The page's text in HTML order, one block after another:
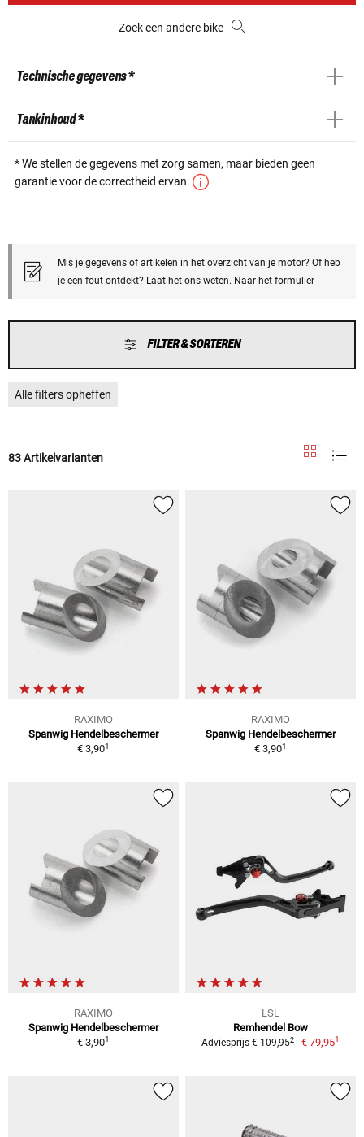
Zoek een andere bike
Technische gegevens *
Tankinhoud *
* We stellen de gegevens met zorg samen, maar bieden geen
garantie voor de correctheid ervan
Mis je gegevens of artikelen in het overzicht van je motor? Of heb
je een fout ontdekt? Laat het ons weten. Naar het formulier
FILTER & SORTEREN
Alle filters opheffen
83 Artikelvarianten
RAXIMO
Spanwig Hendelbeschermer
€ 3,901
RAXIMO
Spanwig Hendelbeschermer
€ 3,901
RAXIMO
Spanwig Hendelbeschermer
€ 3,901
LSL
Remhendel Bow
Adviesprijs € 109,952 € 79,951